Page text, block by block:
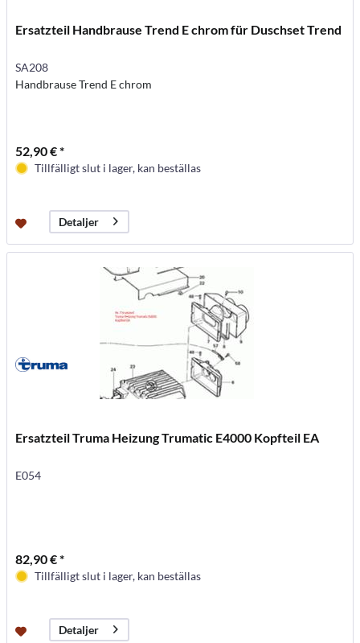
Ersatzteil Handbrause Trend E chrom für Duschset Trend
SA208
Handbrause Trend E chrom
52,90 € *
Tillfälligt slut i lager, kan beställas
Detaljer
Ersatzteil Truma Heizung Trumatic E4000 Kopfteil EA
E054
82,90 € *
Tillfälligt slut i lager, kan beställas
Detaljer